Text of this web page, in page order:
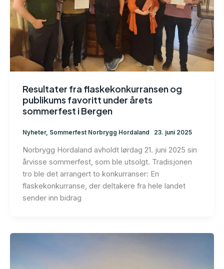
Resultater fra flaskekonkurransen og
publikums favoritt under årets
sommerfest i Bergen
Nyheter, Sommerfest Norbrygg Hordaland 23. juni 2025
Norbrygg Hordaland avholdt lørdag 21. juni 2025 sin
årvisse sommerfest, som ble utsolgt. Tradisjonen
tro ble det arrangert to konkurranser: En
flaskekonkurranse, der deltakere fra hele landet
sender inn bidrag